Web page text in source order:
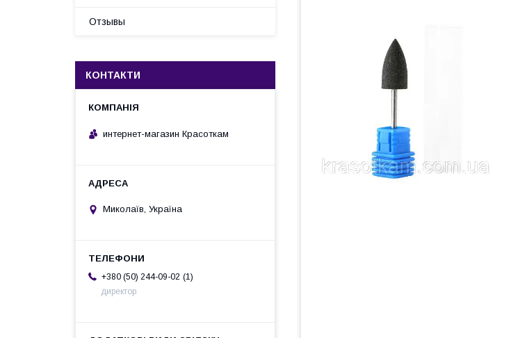
Отзывы
КОНТАКТИ
интернет-магазин Красоткам
Миколаїв, Україна
+380 (50) 244-09-02
1
директор